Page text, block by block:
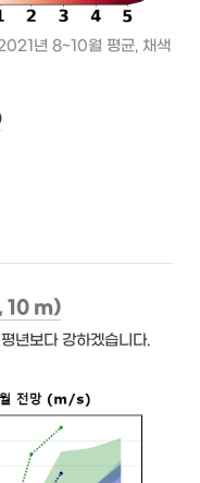
년 8~10월 평균, 채색
10 m)
년보다 강하겠습니다.